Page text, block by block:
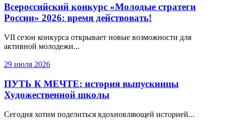
Всероссийский конкурс «Молодые стратеги
России» 2026: время действовать!
VII сезон конкурса открывает новые возможности для
активной молодежи...
29 июля 2026
ПУТЬ К МЕЧТЕ: история выпускницы
Художественной школы
Сегодня хотим поделиться вдохновляющей историей...